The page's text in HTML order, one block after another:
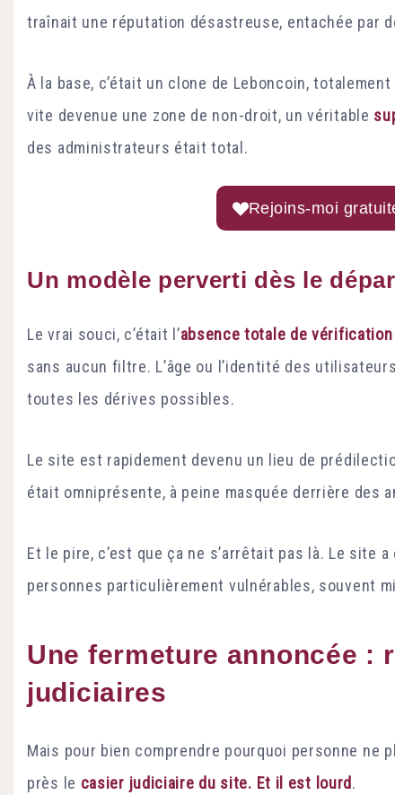
traînait une réputation désastreuse, entachée par
À la base, c’était un clone de Leboncoin,
vite devenue une zone de non-droit, un véritable
des administrateurs était total.
Rejoins-moi
Un modèle perverti dès le
Le vrai souci, c’était l’absence totale de
sans aucun filtre. L’âge ou l’identité des
toutes les dérives possibles.
Le site est rapidement devenu un lieu de
était omniprésente, à peine masquée derrière des
Et le pire, c’est que ça ne s’arrêtait pas là. Le site
personnes particulièrement vulnérables, souvent
Une fermeture annoncée :
judiciaires
Mais pour bien comprendre pourquoi personne ne
près le casier judiciaire du site. Et il est lourd.